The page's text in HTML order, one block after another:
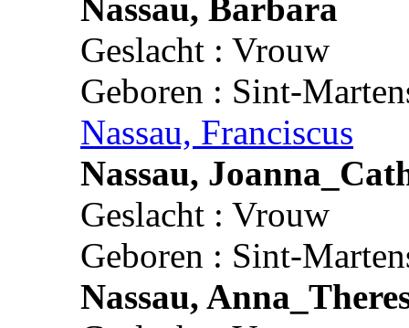
Nassau, Barbara
Geslacht : Vrouw
Geboren : Sint-
Nassau, Franciscus
Nassau,
Geslacht : Vrouw
Geboren : Sint-
Nassau,